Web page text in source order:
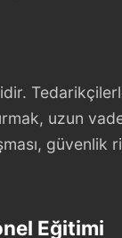
uzun
güvenlik
Eğitimi